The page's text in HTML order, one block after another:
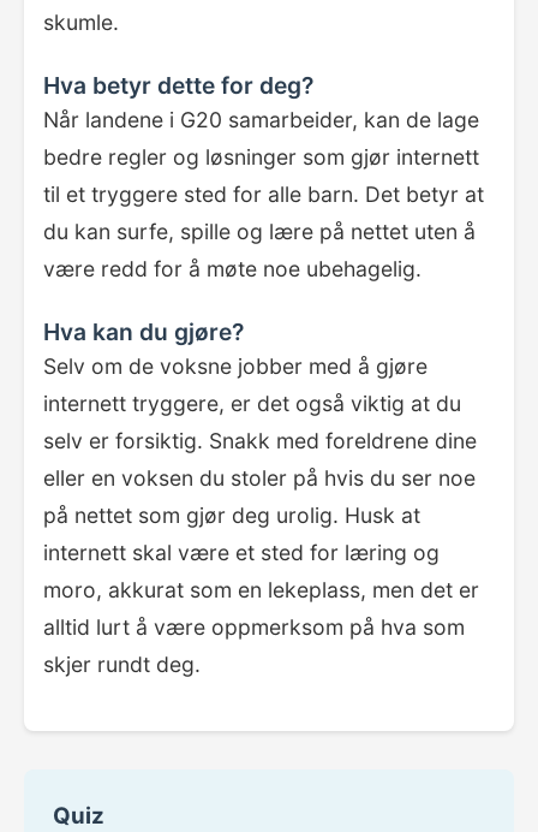
skumle.
Hva betyr dette for deg?
Når landene i G20 samarbeider, kan de lage
bedre regler og løsninger som gjør internett
til et tryggere sted for alle barn. Det betyr at
du kan surfe, spille og lære på nettet uten å
være redd for å møte noe ubehagelig.
Hva kan du gjøre?
Selv om de voksne jobber med å gjøre
internett tryggere, er det også viktig at du
selv er forsiktig. Snakk med foreldrene dine
eller en voksen du stoler på hvis du ser noe
på nettet som gjør deg urolig. Husk at
internett skal være et sted for læring og
moro, akkurat som en lekeplass, men det er
alltid lurt å være oppmerksom på hva som
skjer rundt deg.
Quiz